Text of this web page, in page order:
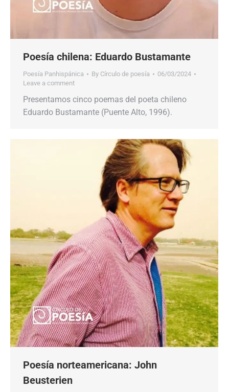
Poesía chilena: Eduardo Bustamante
Poesía Panhispánica By Círculo de poesía
06/03/2024
Leave a comment
Presentamos cinco poemas del poeta chileno
Eduardo Bustamante (Puente Alto, 1996).
Poesía norteamericana: John
Beusterien